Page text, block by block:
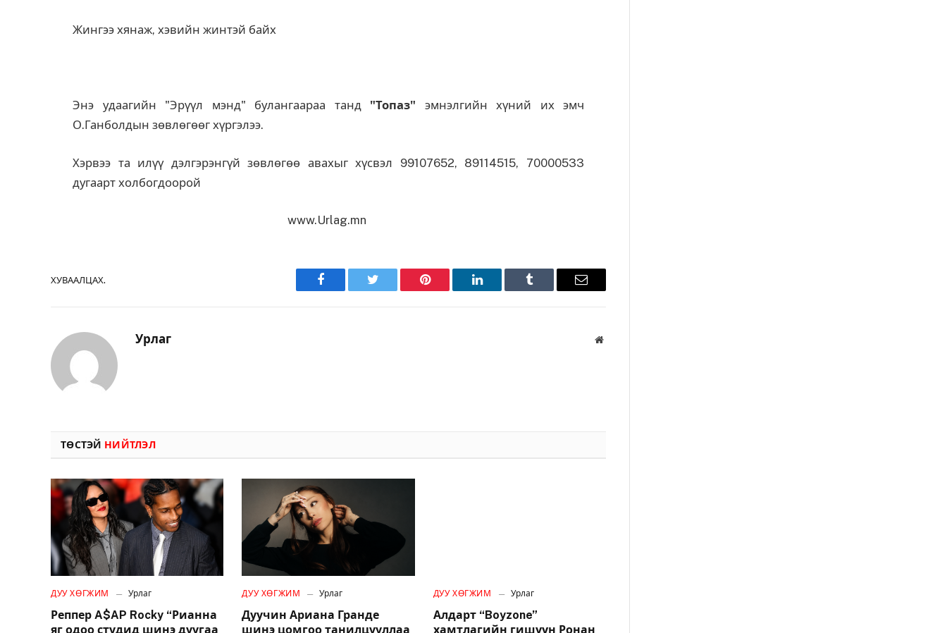
Жингээ хянаж, хэвийн жинтэй байх
Энэ удаагийн "Эрүүл мэнд" булангаараа танд "Топаз" эмнэлгийн хүний их эмч
О.Ганболдын зөвлөгөөг хүргэлээ.
Хэрвээ та илүү дэлгэрэнгүй зөвлөгөө авахыг хүсвэл 99107652, 89114515, 70000533
дугаарт холбогдоорой
www.Urlag.mn
ХУВААЛЦАХ.
Facebook Twitter Pinterest LinkedIn Tumblr Имэйл
Урлаг Вэбсайт
ТӨСТЭЙ НИЙТЛЭЛ
ДУУ ХӨГЖИМ Урлаг
Реппер A$AP Rocky “Рианна
яг одоо студид шинэ дуугаа
ДУУ ХӨГЖИМ Урлаг
Дуучин Ариана Гранде
шинэ цомгоо танилцууллаа
ДУУ ХӨГЖИМ Урлаг
Алдарт “Boyzone”
хамтлагийн гишүүн Ронан